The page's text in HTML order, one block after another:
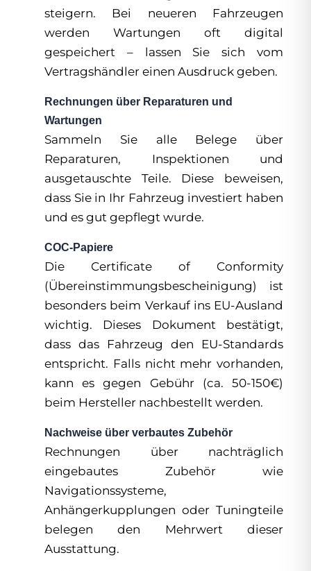
steigern. Bei neueren Fahrzeugen
werden Wartungen oft digital
gespeichert – lassen Sie sich vom
Vertragshändler einen Ausdruck geben.
Rechnungen über Reparaturen und
Wartungen
Sammeln Sie alle Belege über
Reparaturen, Inspektionen und
ausgetauschte Teile. Diese beweisen,
dass Sie in Ihr Fahrzeug investiert haben
und es gut gepflegt wurde.
COC-Papiere
Die Certificate of Conformity
(Übereinstimmungsbescheinigung) ist
besonders beim Verkauf ins EU-Ausland
wichtig. Dieses Dokument bestätigt,
dass das Fahrzeug den EU-Standards
entspricht. Falls nicht mehr vorhanden,
kann es gegen Gebühr (ca. 50-150€)
beim Hersteller nachbestellt werden.
Nachweise über verbautes Zubehör
Rechnungen über nachträglich
eingebautes Zubehör wie
Navigationssysteme,
Anhängerkupplungen oder Tuningteile
belegen den Mehrwert dieser
Ausstattung.